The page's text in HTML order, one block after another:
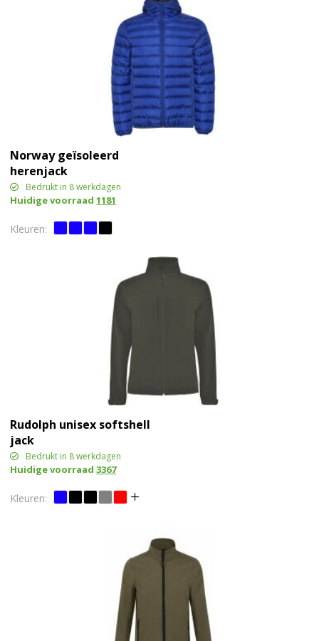
Norway geïsoleerd
herenjack
Bedrukt in 8 werkdagen
Huidige voorraad1181
Rudolph unisex softshell
jack
Bedrukt in 8 werkdagen
Huidige voorraad3367